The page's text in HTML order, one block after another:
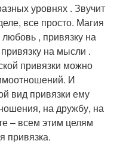
уровнях . Звучит
все просто. Магия
, привязку на
на мысли .
привязки можно
И
вид привязки ему
на дружбу, на
– всем этим целям
привязка.